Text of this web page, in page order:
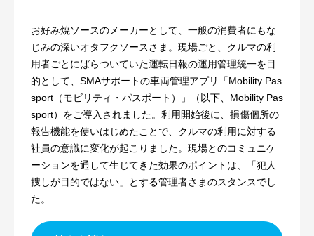
お好み焼ソースのメーカーとして、一般の消費者にもな
じみの深いオタフクソースさま。現場ごと、クルマの利
用者ごとにばらついていた運転日報の運用管理統一を目
的として、SMAサポートの車両管理アプリ「Mobility Pas
sport（モビリティ・パスポート）」（以下、Mobility Pas
sport）をご導入されました。利用開始後に、損傷個所の
報告機能を使いはじめたことで、クルマの利用に対する
社員の意識に変化が起こりました。現場とのコミュニケ
ーションを通して生じてきた効果のポイントは、「犯人
捜しが目的ではない」とする管理者さまのスタンスでし
た。